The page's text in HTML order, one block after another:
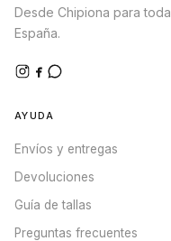
Desde Chipiona para toda
España.
AYUDA
Envíos y entregas
Devoluciones
Guía de tallas
Preguntas frecuentes